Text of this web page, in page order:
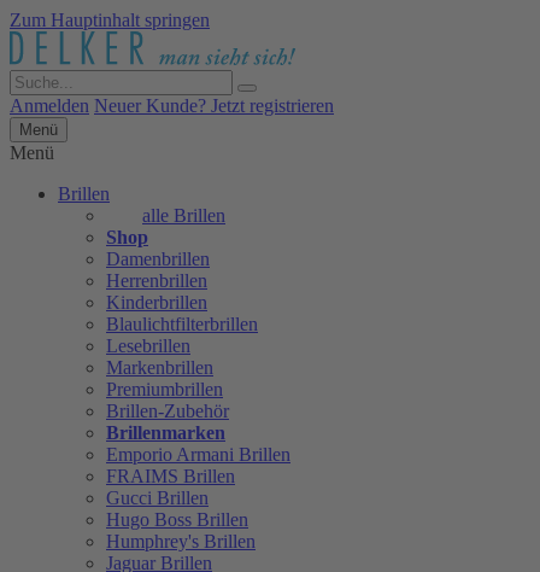
Zum Hauptinhalt springen
Anmelden Neuer Kunde? Jetzt registrieren
Menü
Menü
Brillen
alle Brillen
Shop
Damenbrillen
Herrenbrillen
Kinderbrillen
Blaulichtfilterbrillen
Lesebrillen
Markenbrillen
Premiumbrillen
Brillen-Zubehör
Brillenmarken
Emporio Armani Brillen
FRAIMS Brillen
Gucci Brillen
Hugo Boss Brillen
Humphrey's Brillen
Jaguar Brillen